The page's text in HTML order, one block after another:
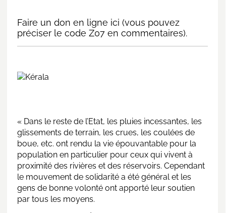
Faire un don en ligne ici (vous pouvez
préciser le code Z07 en commentaires).
« Dans le reste de l’Etat, les pluies incessantes, les
glissements de terrain, les crues, les coulées de
boue, etc. ont rendu la vie épouvantable pour la
population en particulier pour ceux qui vivent à
proximité des rivières et des réservoirs. Cependant
le mouvement de solidarité a été général et les
gens de bonne volonté ont apporté leur soutien
par tous les moyens.